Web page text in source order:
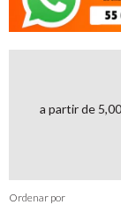
a partir de
Ordenar por